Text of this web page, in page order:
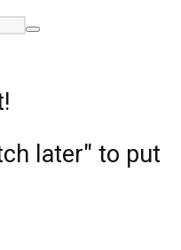
later" to put